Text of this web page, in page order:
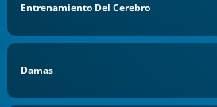
Entrenamiento Del Cerebro
Damas